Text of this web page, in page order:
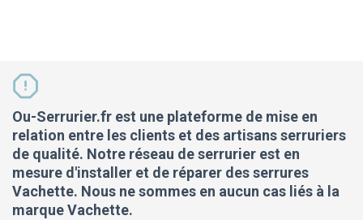
Ou-Serrurier.fr est une plateforme de mise en
relation entre les clients et des artisans serruriers
de qualité. Notre réseau de serrurier est en
mesure d'installer et de réparer des serrures
Vachette. Nous ne sommes en aucun cas liés à la
marque Vachette.